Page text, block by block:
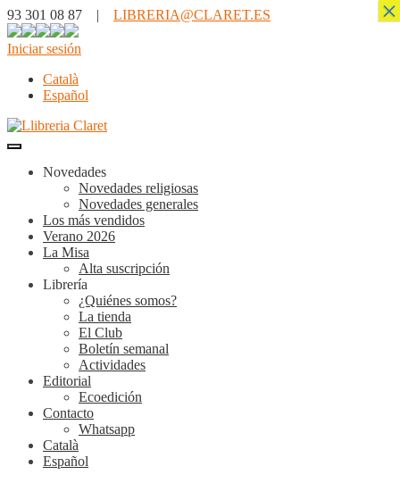
93 301 08 87 | LIBRERIA@CLARET.ES
Iniciar sesión
Català
Español
Novedades
Novedades religiosas
Novedades generales
Los más vendidos
Verano 2026
La Misa
Alta suscripción
Librería
¿Quiénes somos?
La tienda
El Club
Boletín semanal
Actividades
Editorial
Ecoedición
Contacto
Whatsapp
Català
Español
×